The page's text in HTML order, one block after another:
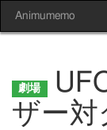
Animumemo
ザー対